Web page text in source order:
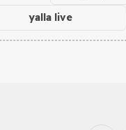
yalla live